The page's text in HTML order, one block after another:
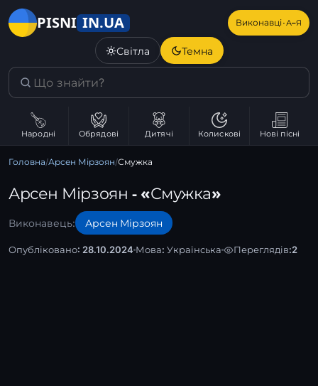
PISNI IN.UA Виконавці·А–Я
Світла Темна
Народні Обрядові Дитячі Колискові Нові пісні
Головна/Арсен Мірзоян/Смужка
Арсен Мірзоян - «Смужка»
Виконавець: Арсен Мірзоян
Опубліковано: 28.10.2024 Мова: Українська Переглядів:2